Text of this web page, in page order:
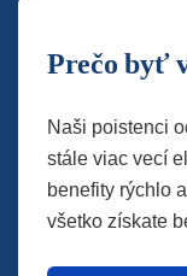
Prečo byť
Naši poistenci
stále viac vecí
benefity rýchlo
všetko získate